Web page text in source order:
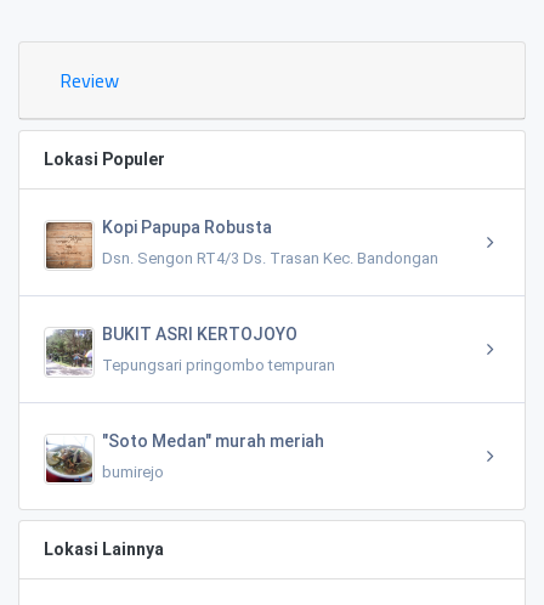
Review
Lokasi Populer
Kopi Papupa Robusta
Dsn. Sengon RT4/3 Ds. Trasan Kec. Bandongan
BUKIT ASRI KERTOJOYO
Tepungsari pringombo tempuran
"Soto Medan" murah meriah
bumirejo
Lokasi Lainnya